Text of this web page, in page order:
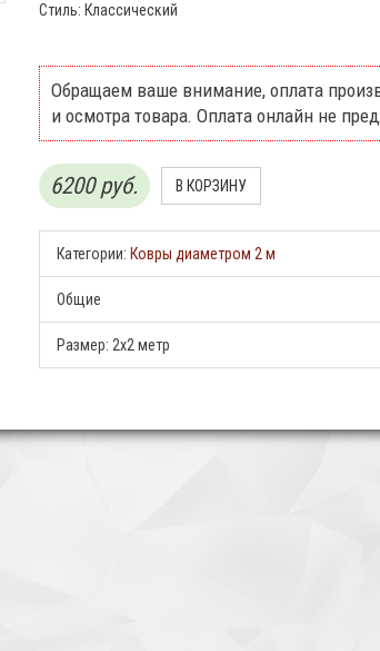
Стиль: Классический
Обращаем ваше внимание, оплата
и осмотра товара. Оплата онлайн не
6200 руб.
Категории: Ковры диаметром 2 м
Общие
Размер: 2х2 метр